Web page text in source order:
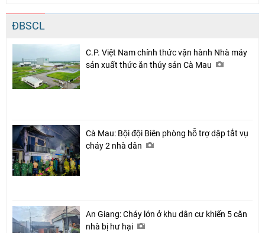
ĐBSCL
C.P. Việt Nam chính thức vận hành Nhà máy
sản xuất thức ăn thủy sản Cà Mau
Cà Mau: Bội đội Biên phòng hỗ trợ dập tắt vụ
cháy 2 nhà dân
An Giang: Cháy lớn ở khu dân cư khiến 5 căn
nhà bị hư hại